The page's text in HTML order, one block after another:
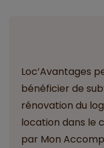
Loc’Avantages
bénéficier de
rénovation du
location dans le
par Mon